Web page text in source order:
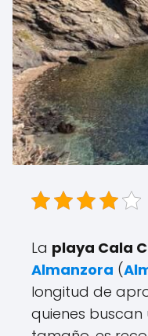
La playa Cala
Almanzora (
longitud de
quienes